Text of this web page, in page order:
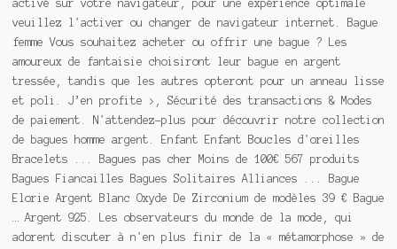
activé sur votre navigateur, pour une expérience optimale
veuillez l'activer ou changer de navigateur internet. Bague
femme Vous souhaitez acheter ou offrir une bague ? Les
amoureux de fantaisie choisiront leur bague en argent
tressée, tandis que les autres opteront pour un anneau lisse
et poli. J’en profite >, Sécurité des transactions & Modes
de paiement. N'attendez-plus pour découvrir notre collection
de bagues homme argent. Enfant Enfant Boucles d'oreilles
Bracelets ... Bagues pas cher Moins de 100€ 567 produits
Bagues Fiancailles Bagues Solitaires Alliances ... Bague
Elorie Argent Blanc Oxyde De Zirconium de modèles 39 € Bague
… Argent 925. Les observateurs du monde de la mode, qui
adorent discuter à n'en plus finir de la « métamorphose » de